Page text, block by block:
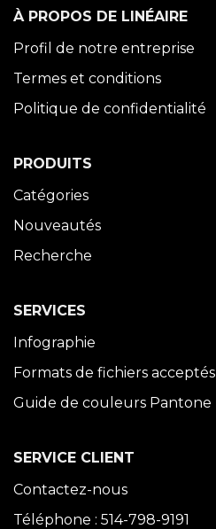
À PROPOS DE LINÉAIRE
Profil de notre entreprise
Termes et conditions
Politique de confidentialité
PRODUITS
Catégories
Nouveautés
Recherche
SERVICES
Infographie
Formats de fichiers acceptés
Guide de couleurs Pantone
SERVICE CLIENT
Contactez-nous
Téléphone : 514-798-9191